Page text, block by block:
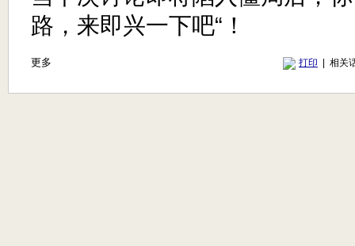
路，来即兴一下吧“！
更多 打印 | 相关